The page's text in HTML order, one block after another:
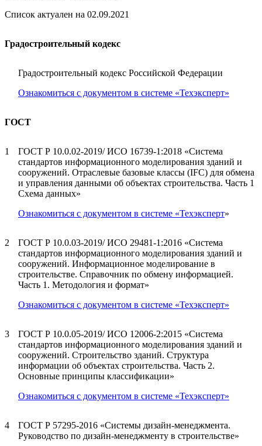
Список актуален на 02.09.2021
Градостроительный кодекс
Градостроительный кодекс Российской Федерации
Ознакомиться с документом в системе «Техэксперт»
ГОСТ
1
ГОСТ Р 10.0.02-2019/ ИСО 16739-1:2018 «Система
стандартов информационного моделирования зданий и
сооружений. Отраслевые базовые классы (IFC) для обмена
и управления данными об объектах строительства. Часть 1
Схема данных»
Ознакомиться с документом в системе «Техэксперт»
2
ГОСТ Р 10.0.03-2019/ ИСО 29481-1:2016 «Система
стандартов информационного моделирования зданий и
сооружений. Информационное моделирование в
строительстве. Справочник по обмену информацией.
Часть 1. Методология и формат»
Ознакомиться с документом в системе «Техэксперт»
3
ГОСТ Р 10.0.05-2019/ ИСО 12006-2:2015 «Система
стандартов информационного моделирования зданий и
сооружений. Строительство зданий. Структура
информации об объектах строительства. Часть 2.
Основные принципы классификации»
Ознакомиться с документом в системе «Техэксперт»
4
ГОСТ Р 57295-2016 «Системы дизайн-менеджмента.
Руководство по дизайн-менеджменту в строительстве»